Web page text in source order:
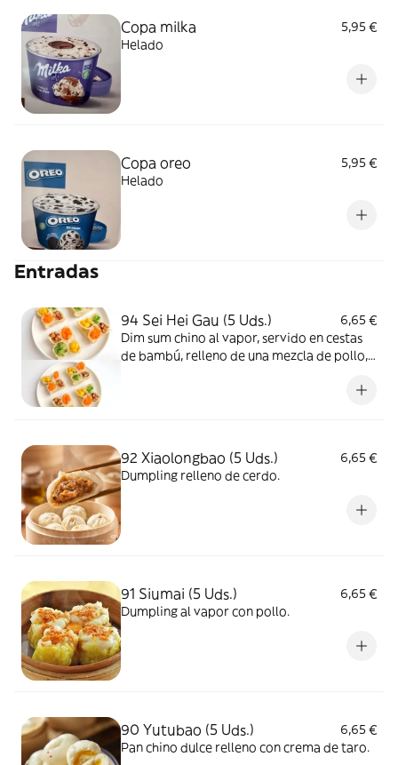
Copa milka
5,95 €
Helado
Copa oreo
5,95 €
Helado
Entradas
94 Sei Hei Gau (5 Uds.)
6,65 €
Dim sum chino al vapor, servido en cestas
de bambú, relleno de una mezcla de pollo,
92 Xiaolongbao (5 Uds.)
6,65 €
Dumpling relleno de cerdo.
91 Siumai (5 Uds.)
6,65 €
Dumpling al vapor con pollo.
90 Yutubao (5 Uds.)
6,65 €
Pan chino dulce relleno con crema de taro.